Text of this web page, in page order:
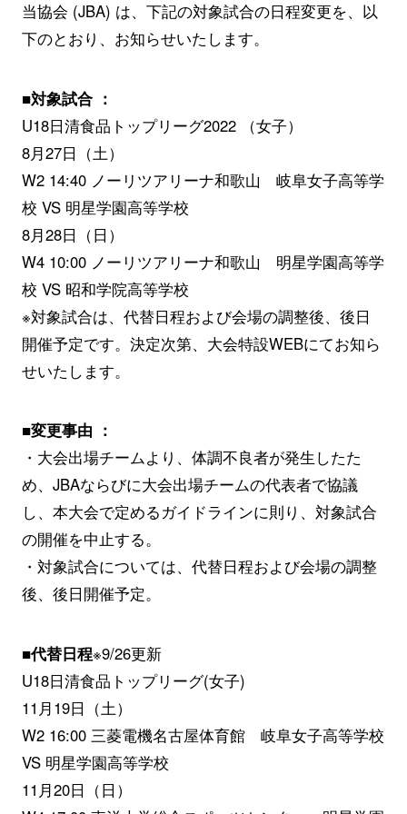
当協会 (JBA) は、下記の対象試合の日程変更を、以
下のとおり、お知らせいたします。
■対象試合 ：
U18日清食品トップリーグ2022 （女子）
8月27日（土）
W2 14:40 ノーリツアリーナ和歌山 岐阜女子高等学
校 VS 明星学園高等学校
8月28日（日）
W4 10:00 ノーリツアリーナ和歌山 明星学園高等学
校 VS 昭和学院高等学校
※対象試合は、代替日程および会場の調整後、後日
開催予定です。決定次第、大会特設WEBにてお知ら
せいたします。
■変更事由 ：
・大会出場チームより、体調不良者が発生したた
め、JBAならびに大会出場チームの代表者で協議
し、本大会で定めるガイドラインに則り、対象試合
の開催を中止する。
・対象試合については、代替日程および会場の調整
後、後日開催予定。
■代替日程※9/26更新
U18日清食品トップリーグ(女子)
11月19日（土）
W2 16:00 三菱電機名古屋体育館 岐阜女子高等学校
VS 明星学園高等学校
11月20日（日）